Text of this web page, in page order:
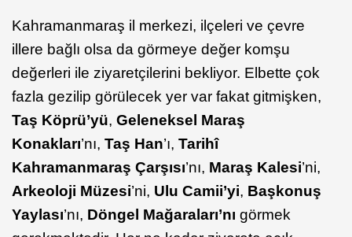
Kahramanmaraş il merkezi, ilçeleri ve çevre
illere bağlı olsa da görmeye değer komşu
değerleri ile ziyaretçilerini bekliyor. Elbette çok
fazla gezilip görülecek yer var fakat gitmişken,
Taş Köprü’yü, Geleneksel Maraş
Konakları’nı, Taş Han’ı, Tarihî
Kahramanmaraş Çarşısı’nı, Maraş Kalesi’ni,
Arkeoloji Müzesi’ni, Ulu Camii’yi, Başkonuş
Yaylası’nı, Döngel Mağaraları’nı görmek